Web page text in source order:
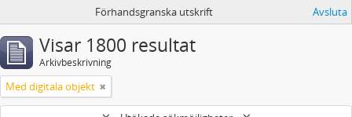
Förhandsgranska utskrift Avsluta
Visar 1800 resultat
Arkivbeskrivning
Med digitala objekt